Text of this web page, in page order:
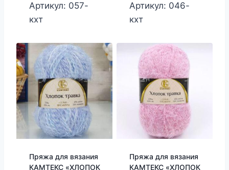
Артикул: 057-
кхт
Артикул: 046-
кхт
Пряжа для вязания
КАМТЕКС «ХЛОПОК
Пряжа для вязания
КАМТЕКС «ХЛОПОК